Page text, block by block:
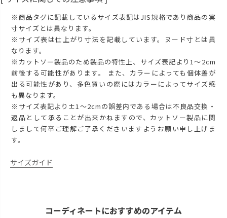
※商品タグに記載しているサイズ表記はJIS規格であり商品の実
寸サイズとは異なります。
※サイズ表は仕上がり寸法を記載しています。ヌード寸とは異
なります。
※カットソー製品のため製品の特性上、サイズ表記より1～2cm
前後する可能性があります。 また、カラーによっても個体差が
出る可能性があり、多色買いの際にはカラーによってサイズ感
も異なります。
※サイズ表記より±1～2cmの誤差内である場合は不良品交換・
返品として承ることが出来かねますので、カットソー製品に関
しまして何卒ご理解ご了承くださいますようお願い申し上げま
す。
サイズガイド
コーディネートにおすすめのアイテム